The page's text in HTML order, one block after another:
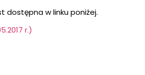
dostępna w linku poniżej.
r.)